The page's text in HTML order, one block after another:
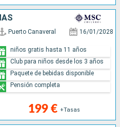
Puerto Canaveral 16/01/2028
199 € +Tasas
niños gratis hasta 11 años
Club para niños desde los 3 años
Paquete de bebidas disponible
Pensión completa